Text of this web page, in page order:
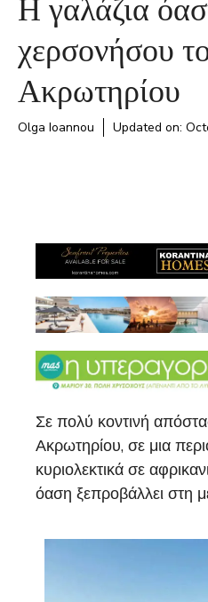
χερσονήσου
Ακρωτηρίου
Olga Ioannou Updated on:
Σε πολύ κοντινή
Ακρωτηρίου, σε μια
κυριολεκτικά σε
όαση ξεπροβάλλει στη